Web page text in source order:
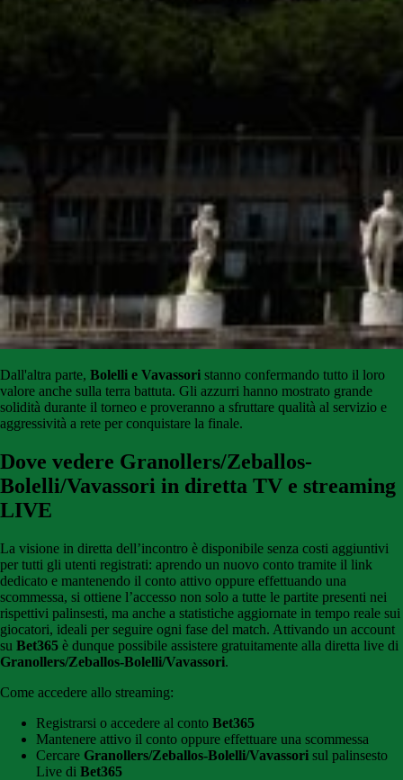
Dall'altra parte, Bolelli e Vavassori stanno confermando tutto il loro
valore anche sulla terra battuta. Gli azzurri hanno mostrato grande
solidità durante il torneo e proveranno a sfruttare qualità al servizio e
aggressività a rete per conquistare la finale.
Dove vedere Granollers/Zeballos-
Bolelli/Vavassori in diretta TV e streaming
LIVE
La visione in diretta dell’incontro è disponibile senza costi aggiuntivi
per tutti gli utenti registrati: aprendo un nuovo conto tramite il link
dedicato e mantenendo il conto attivo oppure effettuando una
scommessa, si ottiene l’accesso non solo a tutte le partite presenti nei
rispettivi palinsesti, ma anche a statistiche aggiornate in tempo reale sui
giocatori, ideali per seguire ogni fase del match. Attivando un account
su Bet365 è dunque possibile assistere gratuitamente alla diretta live di
Granollers/Zeballos-Bolelli/Vavassori.
Come accedere allo streaming:
Registrarsi o accedere al conto Bet365
Mantenere attivo il conto oppure effettuare una scommessa
Cercare Granollers/Zeballos-Bolelli/Vavassori sul palinsesto
Live di Bet365